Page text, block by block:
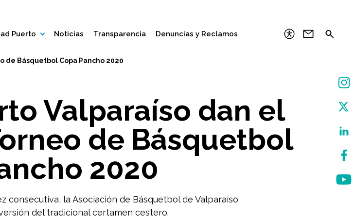
Puerto Noticias Transparencia Denuncias y Reclamos
de Básquetbol Copa Pancho 2020
Valparaíso dan el
de Básquetbol
2020
consecutiva, la Asociación de Básquetbol de Valparaíso
del tradicional certamen cestero.